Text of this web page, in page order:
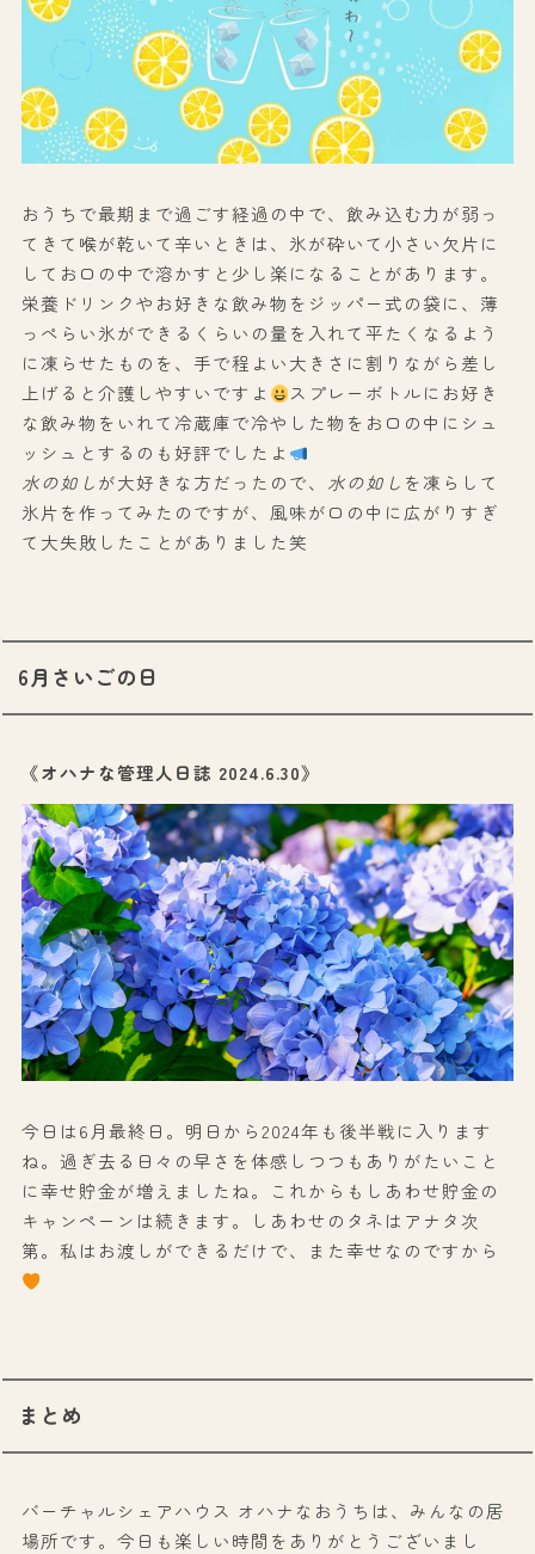
おうちで最期まで過ごす経過の中で、飲み込む力が弱っ
てきて喉が乾いて辛いときは、氷が砕いて小さい欠片に
してお口の中で溶かすと少し楽になることがあります。
栄養ドリンクやお好きな飲み物をジッパー式の袋に、薄
っぺらい氷ができるくらいの量を入れて平たくなるよう
に凍らせたものを、手で程よい大きさに割りながら差し
上げると介護しやすいですよ
スプレーボトルにお好き
な飲み物をいれて冷蔵庫で冷やした物をお口の中にシュ
ッシュとするのも好評でしたよ
水の如しが大好きな方だったので、 水の如し を凍らして
氷片を作ってみたのですが、風味が口の中に広がりすぎ
て大失敗したことがありました笑
6月さいごの日
《オハナな管理人日誌 2024.6.30》
今日は6月最終日。明日から2024年も後半戦に入ります
ね。過ぎ去る日々の早さを体感しつつもありがたいこと
に幸せ貯金が増えましたね。これからもしあわせ貯金の
キャンペーンは続きます。しあわせのタネはアナタ次
第。私はお渡しができるだけで、また幸せなのですから
まとめ
バーチャルシェアハウス オハナなおうちは、みんなの居
場所です。今日も楽しい時間をありがとうございまし